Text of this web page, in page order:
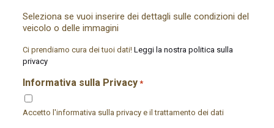
Seleziona se vuoi inserire dei dettagli sulle condizioni del
veicolo o delle immagini
Ci prendiamo cura dei tuoi dati! Leggi la nostra politica sulla
privacy
Informativa sulla Privacy *
Accetto l'informativa sulla privacy e il trattamento dei dati